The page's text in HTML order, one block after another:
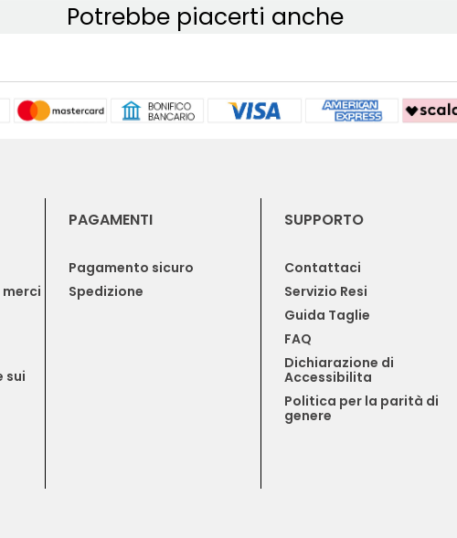
Potrebbe piacerti anche
sui
PAGAMENTI
Pagamento sicuro
Spedizione
SUPPORTO
Contattaci
Servizio Resi
Guida Taglie
FAQ
Dichiarazione di
Accessibilita
Politica per la parità di
genere